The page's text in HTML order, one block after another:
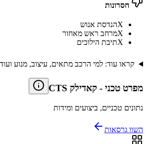
חסרונות
Xהנדסת אנוש
Xמרחב ראש מאחור
Xתיבת הילוכים
קראו עוד: למי הרכב מתאים, עיצוב, מנוע
מפרט טכני - קאדילק CTS
נתונים טכניים, ביצועים ומידות
השוו גרסאות